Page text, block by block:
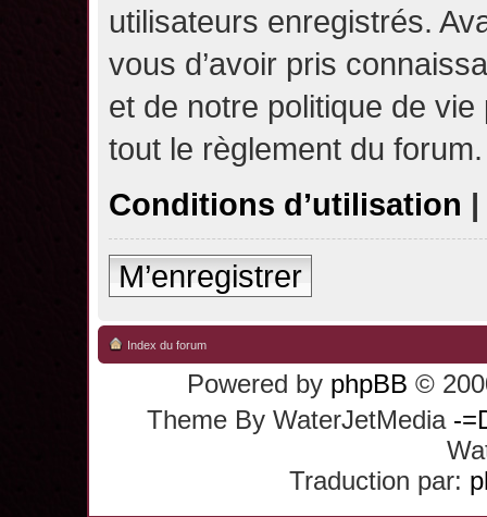
utilisateurs enregistrés.
vous d’avoir pris
et de notre politique de
tout le règlement du forum.
Conditions d’utilisation |
M’enregistrer
Index du forum
Powered by phpBB ©
Theme By WaterJetMedia -
Traduction par: